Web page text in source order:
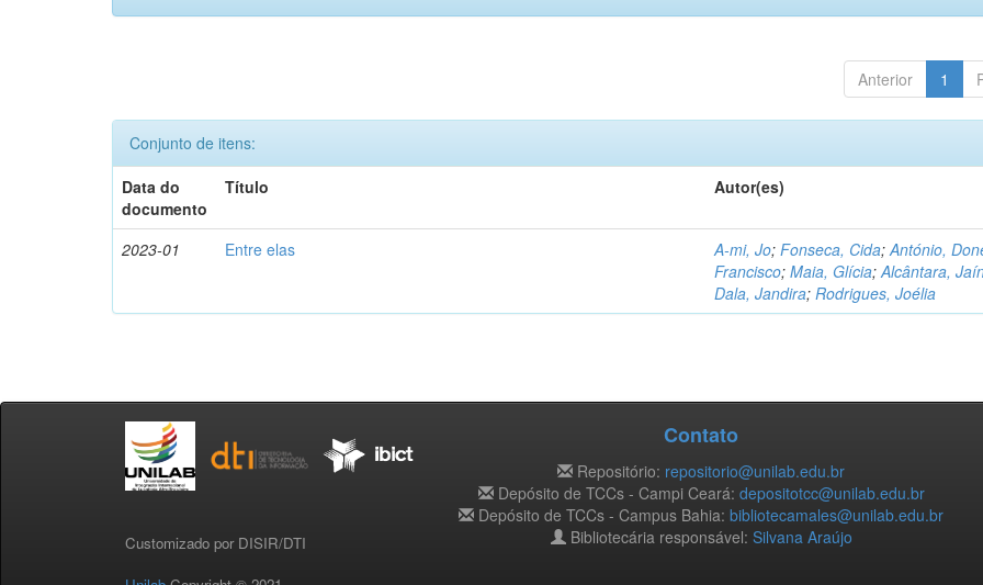
Anterior 1
Conjunto de itens:
Data do
documento
Título Autor(es)
2023-01 Entre elas A-mi, Jo;Fonseca, Cida;António,
Francisco;Maia, Glícia;Alcântara,
Dala, Jandira;Rodrigues, Joélia
Customizado por DISIR/DTI
Contato
Repositório: repositorio@unilab.edu.br
Depósito de TCCs - Campi Ceará: depositotcc@unilab.edu.br
Depósito de TCCs - Campus Bahia: bibliotecamales@unilab.edu.br
Bibliotecária responsável: Silvana Araújo